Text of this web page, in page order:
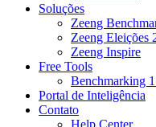
Soluções
Zeeng
Zeeng Eleições
Zeeng Inspire
Free Tools
Benchmarking
Portal de Inteligência
Contato
Help Center